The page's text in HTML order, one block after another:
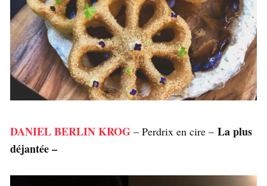
DANIEL BERLIN KROG – Perdrix en cire – La plus
déjantée –